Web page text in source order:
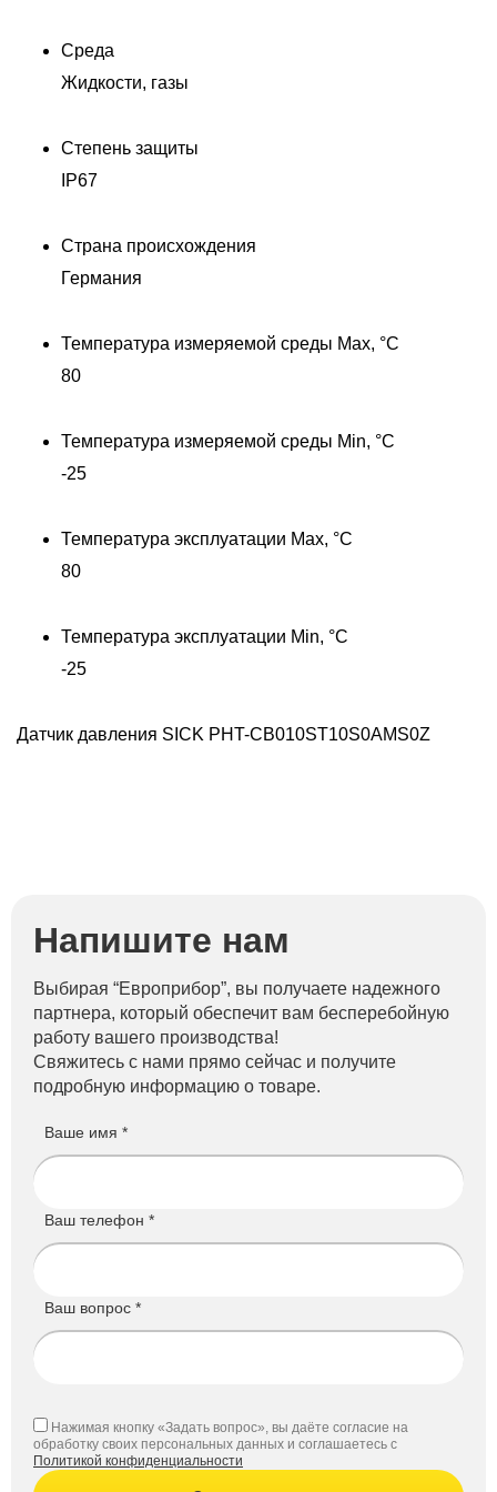
Среда
Жидкости, газы
Степень защиты
IP67
Страна происхождения
Германия
Температура измеряемой среды Max, °C
80
Температура измеряемой среды Min, °C
-25
Температура эксплуатации Max, °C
80
Температура эксплуатации Min, °C
-25
Датчик давления SICK PHT-CB010ST10S0AMS0Z
Напишите нам
Выбирая “Европрибор”, вы получаете надежного
партнера, который обеспечит вам бесперебойную
работу вашего производства!
Свяжитесь с нами прямо сейчас и получите
подробную информацию о товаре.
Ваше имя *
Ваш телефон *
Ваш вопрос *
Нажимая кнопку «Задать вопрос», вы даёте согласие на
обработку своих персональных данных и соглашаетесь с
Политикой конфиденциальности